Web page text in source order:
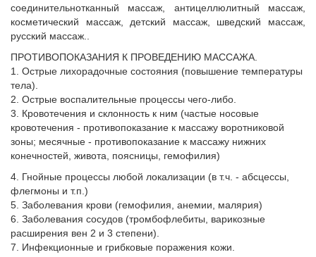
соединительнотканный массаж, антицеллюлитный массаж,
косметический массаж, детский массаж, шведский массаж,
русский массаж..
ПРОТИВОПОКАЗАНИЯ К ПРОВЕДЕНИЮ МАССАЖА.
1. Острые лихорадочные состояния (повышение температуры
тела).
2. Острые воспалительные процессы чего-либо.
3. Кровотечения и склонность к ним (частые носовые
кровотечения - противопоказание к массажу воротниковой
зоны; месячные - противопоказание к массажу нижних
конечностей, живота, поясницы, гемофилия)
4. Гнойные процессы любой локализации (в т.ч. - абсцессы,
флегмоны и т.п.)
5. Заболевания крови (гемофилия, анемии, малярия)
6. Заболевания сосудов (тромбофлебиты, варикозные
расширения вен 2 и 3 степени).
7. Инфекционные и грибковые поражения кожи.